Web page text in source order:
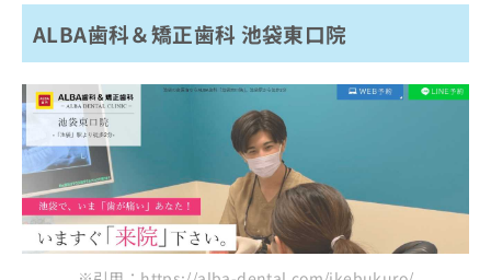
ALBA歯科＆矯正歯科 池袋東口院